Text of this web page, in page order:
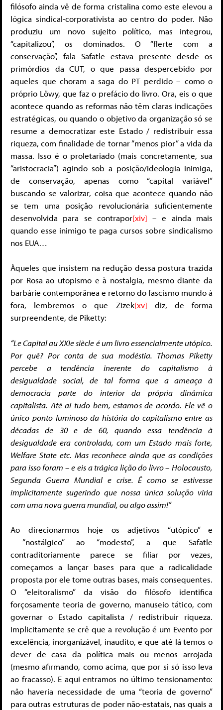
filósofo ainda vê de forma cristalina como este elevou a
lógica sindical-corporativista ao centro do poder. Não
produziu um novo sujeito político, mas integrou,
“capitalizou”, os dominados. O “flerte com a
conservação”, fala Safatle estava presente desde os
primórdios da CUT, o que passa despercebido por
aqueles que choram a saga do PT perdido – como o
próprio Löwy, que faz o prefácio do livro. Ora, eis o que
acontece quando as reformas não têm claras indicações
estratégicas, ou quando o objetivo da organização só se
resume a democratizar este Estado / redistribuir essa
riqueza, com finalidade de tornar “menos pior” a vida da
massa. Isso é o proletariado (mais concretamente, sua
“aristocracia”) agindo sob a posição/ideologia inimiga,
de conservação, apenas como “capital variável”
buscando se valorizar, coisa que acontece quando não
se tem uma posição revolucionária suficientemente
desenvolvida para se contrapor[xiv] – e ainda mais
quando esse inimigo te paga cursos sobre sindicalismo
nos EUA…
Àqueles que insistem na redução dessa postura trazida
por Rosa ao utopismo e à nostalgia, mesmo diante da
barbárie contemporânea e retorno do fascismo mundo à
fora, lembremos o que Zizek[xv] diz, de forma
surpreendente, de Piketty:
“Le Capital au XXIe siècle é um livro essencialmente utópico.
Por quê? Por conta de sua modéstia. Thomas Piketty
percebe a tendência inerente do capitalismo à
desigualdade social, de tal forma que a ameaça à
democracia parte do interior da própria dinâmica
capitalista. Até aí tudo bem, estamos de acordo. Ele vê o
único ponto luminoso da história do capitalismo entre as
décadas de 30 e de 60, quando essa tendência à
desigualdade era controlada, com um Estado mais forte,
Welfare State etc. Mas reconhece ainda que as condições
para isso foram – e eis a trágica lição do livro – Holocausto,
Segunda Guerra Mundial e crise. É como se estivesse
implicitamente sugerindo que nossa única solução viria
com uma nova guerra mundial, ou algo assim!”
Ao direcionarmos hoje os adjetivos “utópico” e
“nostálgico” ao “modesto”, a que Safatle
contraditoriamente parece se filiar por vezes,
começamos a lançar bases para que a radicalidade
proposta por ele tome outras bases, mais consequentes.
O “eleitoralismo” da visão do filósofo identifica
forçosamente teoria de governo, manuseio tático, com
governar o Estado capitalista / redistribuir riqueza.
Implicitamente se crê que a revolução é um Evento por
excelência, inorganizável, inaudito, e que até lá temos o
dever de casa da política mais ou menos arrojada
(mesmo afirmando, como acima, que por si só isso leva
ao fracasso). E aqui entramos no último tensionamento:
não haveria necessidade de uma “teoria de governo”
para outras estruturas de poder não-estatais, nas quais a